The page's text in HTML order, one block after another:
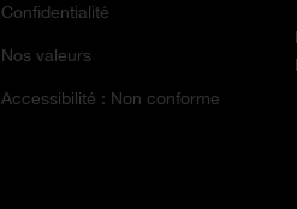
Confidentialité
Nos valeurs
Accessibilité : Non conforme